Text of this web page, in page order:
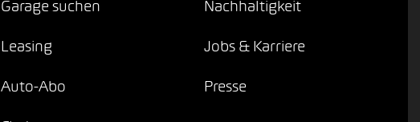
Garage suchen
Leasing
Auto-Abo
Nachhaltigkeit
Jobs & Karriere
Presse